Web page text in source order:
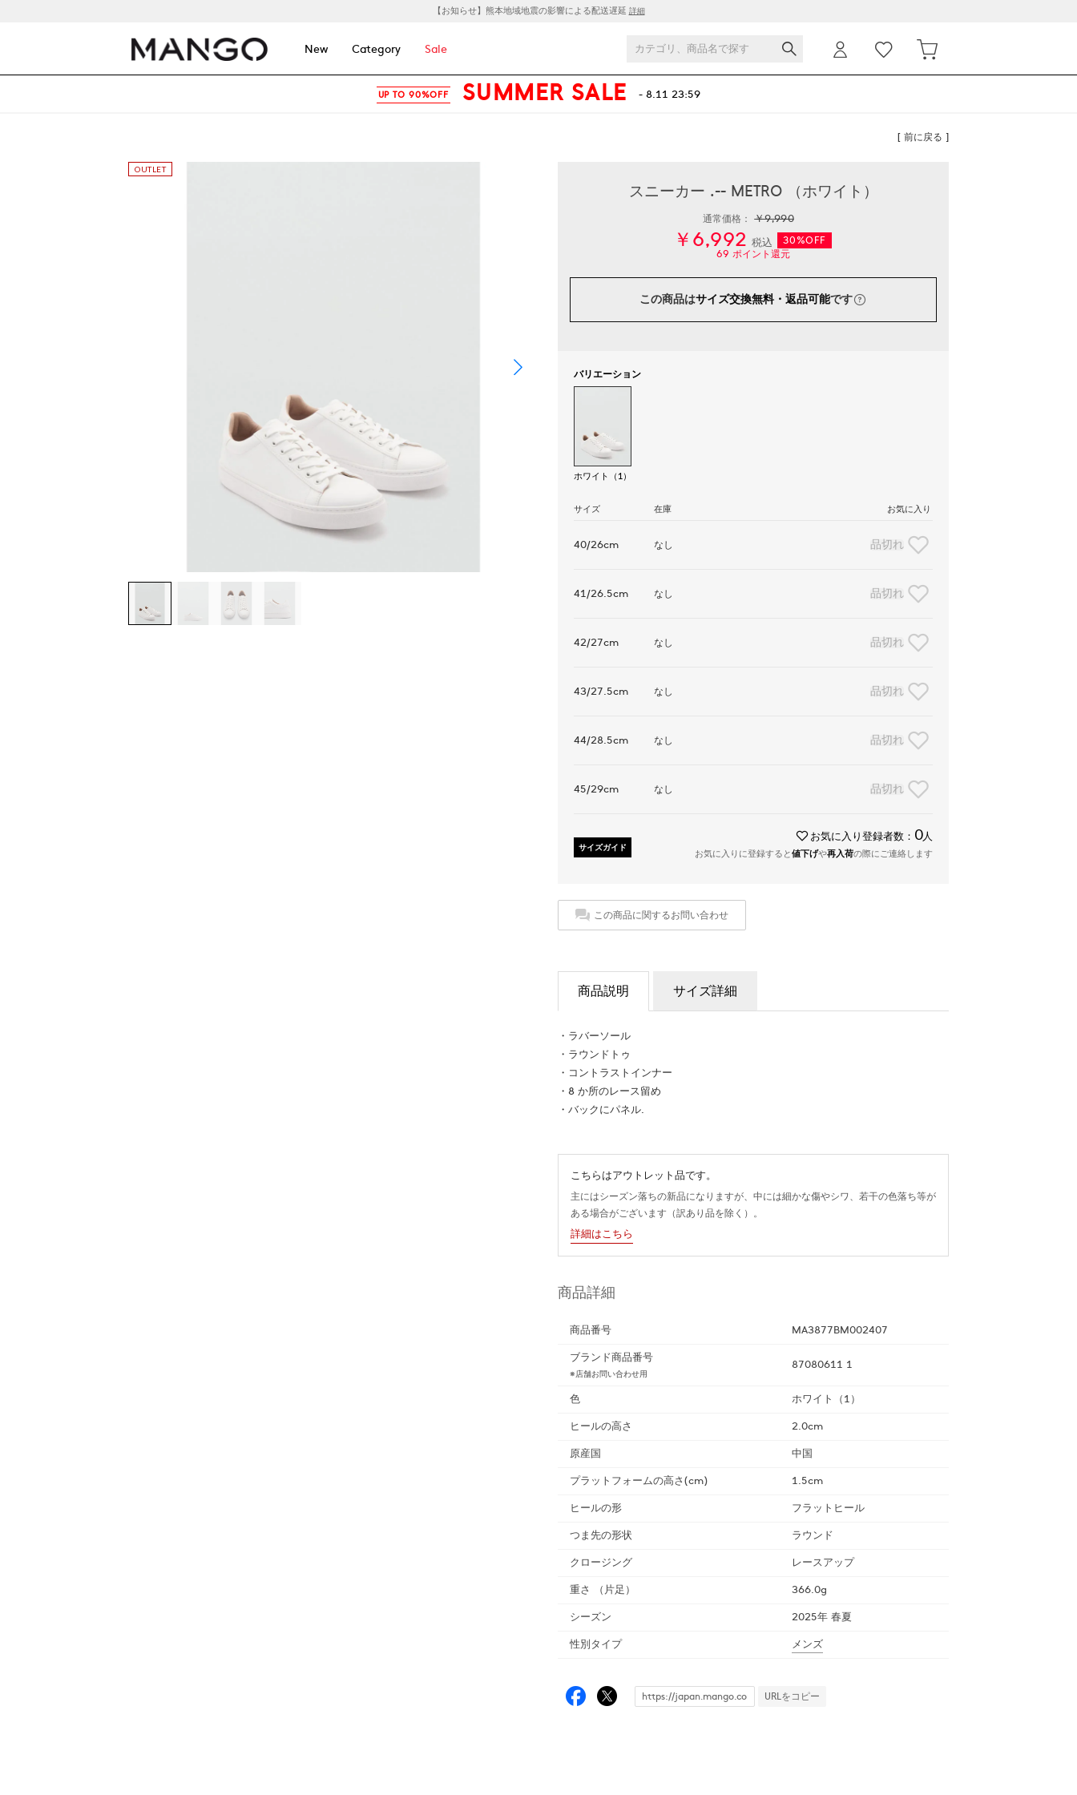
【お知らせ】熊本地域地震の影響による配送遅延 詳細
New Category Sale
UP TO 90%OFF SUMMER SALE - 8.11 23:59
[ 前に戻る ]
スニーカー .-- METRO （ホワイト）
通常価格：￥9,990
￥6,992 税込
30%OFF
69 ポイント還元
この商品はサイズ交換無料・返品可能です
バリエーション
ホワイト（1）
サイズ 在庫 お気に入り
40/26cm なし 品切れ
41/26.5cm なし 品切れ
42/27cm なし 品切れ
43/27.5cm なし 品切れ
44/28.5cm なし 品切れ
45/29cm なし 品切れ
サイズガイド
お気に入り登録者数： 0人
お気に入りに登録すると値下げや再入荷の際にご連絡します
この商品に関するお問い合わせ
商品説明 サイズ詳細
・ラバーソール
・ラウンドトゥ
・コントラストインナー
・8 か所のレース留め
・バックにパネル.
こちらはアウトレット品です。
主にはシーズン落ちの新品になりますが、中には細かな傷やシワ、若干の色落ち等が
ある場合がございます（訳あり品を除く）。
詳細はこちら
商品詳細
商品番号
MA3877BM002407
ブランド商品番号
※店舗お問い合わせ用
87080611 1
色
ホワイト（1）
ヒールの高さ
2.0cm
原産国
中国
プラットフォームの高さ(cm)
1.5cm
ヒールの形
フラットヒール
つま先の形状
ラウンド
クロージング
レースアップ
重さ
（片足）
366.0g
シーズン
2025年 春夏
性別タイプ
メンズ
URLをコピー